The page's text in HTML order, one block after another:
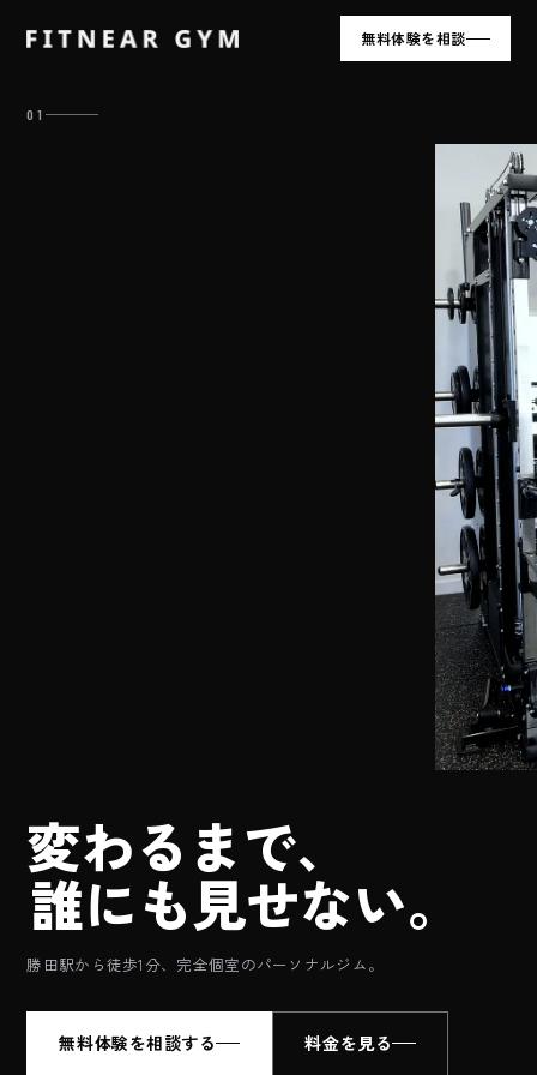
無料体験を相談
01
変わるまで、
誰にも見せない。
勝田駅から徒歩1分、 完全個室のパーソナルジム。
無料体験を相談する 料金を見る